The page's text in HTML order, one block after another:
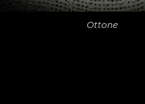
Ottone
Centimetri